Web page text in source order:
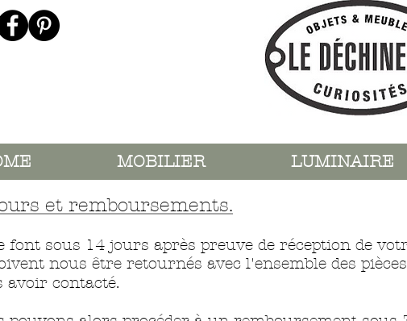
MOBILIER LUMINAIRE
et remboursements.
font sous 14 jours après preuve de réception de
nous être retournés avec l'ensemble des
avoir contacté.